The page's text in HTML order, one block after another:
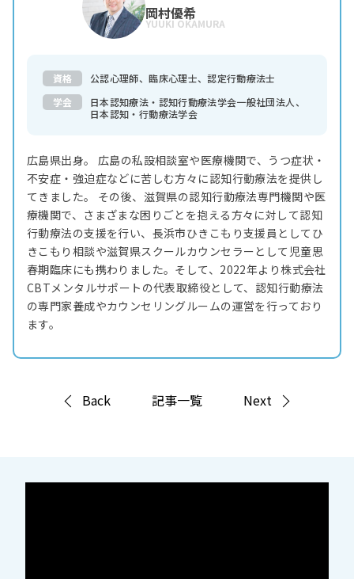
岡村優希
YUUKI OKAMURA
資格
公認心理師、臨床心理士、認定行動療法士
学会
日本認知療法・認知行動療法学会一般社団法人、
日本認知・行動療法学会
広島県出身。 広島の私設相談室や医療機関で、うつ症状・
不安症・強迫症などに苦しむ方々に認知行動療法を提供し
てきました。 その後、滋賀県の認知行動療法専門機関や医
療機関で、さまざまな困りごとを抱える方々に対して認知
行動療法の支援を行い、長浜市ひきこもり支援員としてひ
きこもり相談や滋賀県スクールカウンセラーとして児童思
春期臨床にも携わりました。そして、2022年より株式会社
CBTメンタルサポートの代表取締役として、認知行動療法
の専門家養成やカウンセリングルームの運営を行っており
ます。
Back 記事一覧 Next